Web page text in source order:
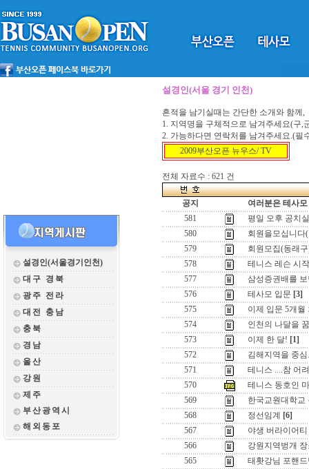
설경인(서울경기인천)
대구 경북
광주 전라
대전 충남
충북
경남
울산
강원
제주
부산광역시
해외동포
설경인(서울 경기 인천)
흔적을 남기실때는 간단한 소개와 함께,
1. 지역명을 구체적으로 남겨주세요(구,
2. 가능하다면 연락처를 남겨주세요.(필
2009부산오픈 뉴우스/ TV
전체 자료수 : 621 건
공지
여러분은 테사
581
평일 오후 공치
580
회원을모십니다
579
회원모집(동래
578
테니스 레슨 시
577
삼성증권배를
576
테사모 입문 [3]
575
이제 입문 5개월
574
인천의 나달을
573
이제 한 달! [1]
572
김해지역을 중
571
테니스 ....참 어
570
테니스 동호인
569
한국교원대학교
568
정선임계
[6]
567
야생 버라이어
566
강원지역벙개
565
태홧강님 포핸